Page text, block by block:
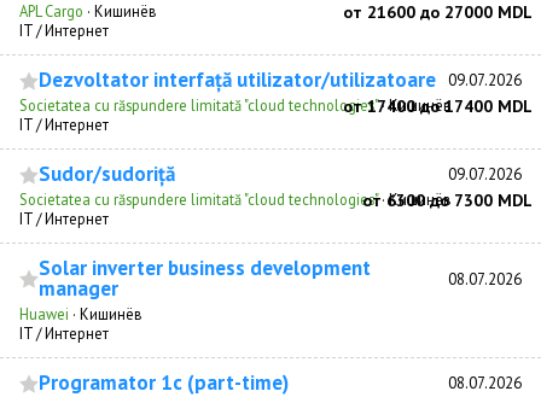
APL Cargo · Кишинёв от 21600 до 27000 MDL
IT / Интернет
Dezvoltator interfață utilizator/utilizatoare 09.07.2026
Societatea cu răspundere limitată "cloud technologies"·Кишинёв
от 17400 до 17400 MDL
IT / Интернет
Sudor/sudoriță 09.07.2026
Societatea cu răspundere limitată "cloud technologies"·Кишинёв
от 6300 до 7300 MDL
IT / Интернет
Solar inverter business development
manager 08.07.2026
Huawei · Кишинёв
IT / Интернет
Programator 1c (part-time) 08.07.2026